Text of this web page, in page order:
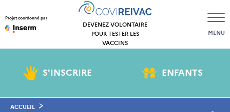
Projet coordonné par
MENU
DEVENEZ VOLONTAIRE
POUR TESTER LES
VACCINS
S'INSCRIRE ENFANTS
ACCUEIL